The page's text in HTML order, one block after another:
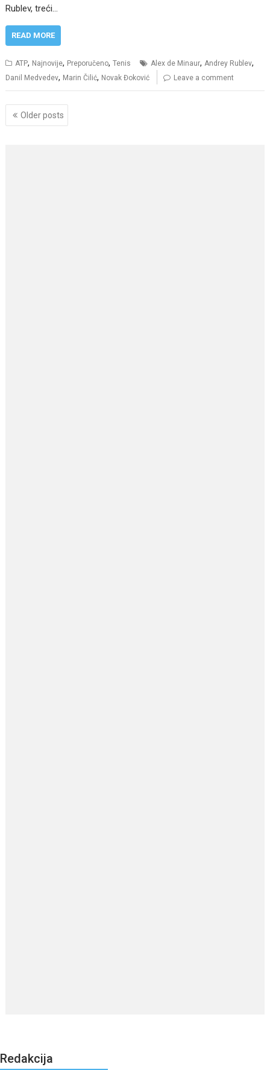
Rublev, treći…
READ MORE
ATP, Najnovije, Preporučeno,Tenis Alex de Minaur,Andrey Rublev,
Danil Medvedev, Marin Čilić, Novak Đoković Leave a comment
Posts
navigation
Older posts
Redakcija